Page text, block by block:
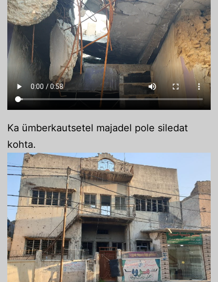
Ka ümberkautsetel majadel pole siledat
kohta.